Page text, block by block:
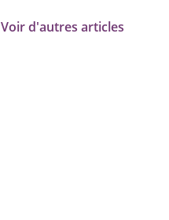
Voir d'autres articles